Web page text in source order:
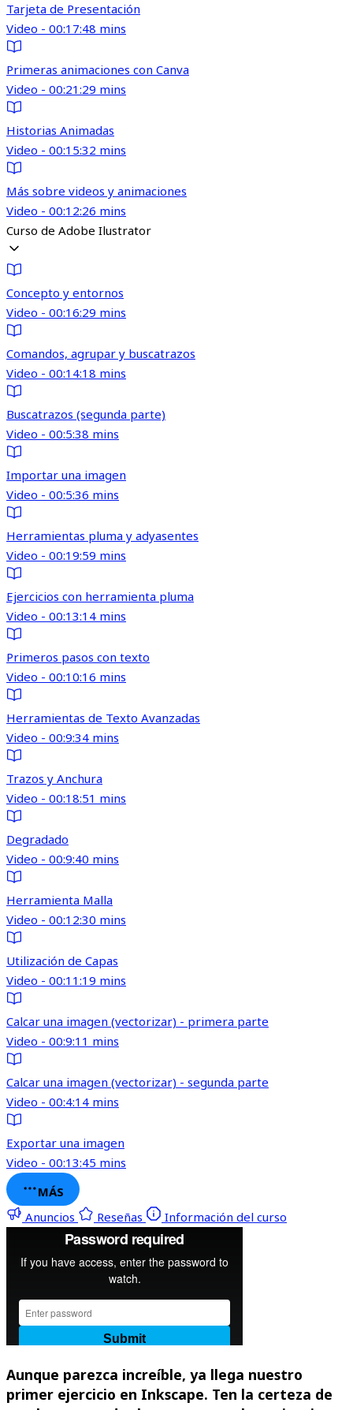
Tarjeta de Presentación
Video - 00:17:48 mins
Primeras animaciones con Canva
Video - 00:21:29 mins
Historias Animadas
Video - 00:15:32 mins
Más sobre videos y animaciones
Video - 00:12:26 mins
Curso de Adobe Ilustrator
Concepto y entornos
Video - 00:16:29 mins
Comandos, agrupar y buscatrazos
Video - 00:14:18 mins
Buscatrazos (segunda parte)
Video - 00:5:38 mins
Importar una imagen
Video - 00:5:36 mins
Herramientas pluma y adyasentes
Video - 00:19:59 mins
Ejercicios con herramienta pluma
Video - 00:13:14 mins
Primeros pasos con texto
Video - 00:10:16 mins
Herramientas de Texto Avanzadas
Video - 00:9:34 mins
Trazos y Anchura
Video - 00:18:51 mins
Degradado
Video - 00:9:40 mins
Herramienta Malla
Video - 00:12:30 mins
Utilización de Capas
Video - 00:11:19 mins
Calcar una imagen (vectorizar) - primera parte
Video - 00:9:11 mins
Calcar una imagen (vectorizar) - segunda parte
Video - 00:4:14 mins
Exportar una imagen
Video - 00:13:45 mins
MÁS
Anuncios
Reseñas Información del curso
Aunque parezca increíble, ya llega nuestro
primer ejercicio en Inkscape. Ten la certeza de